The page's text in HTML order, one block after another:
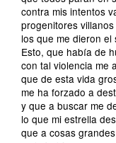
contra mis intentos
progenitores villanos
los que me dieron el
Esto, que había de
con tal violencia me
que de esta vida
me ha forzado a
y que a buscar me
lo que mi estrella
que a cosas